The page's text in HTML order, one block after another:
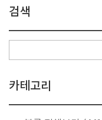
검색
카테고리